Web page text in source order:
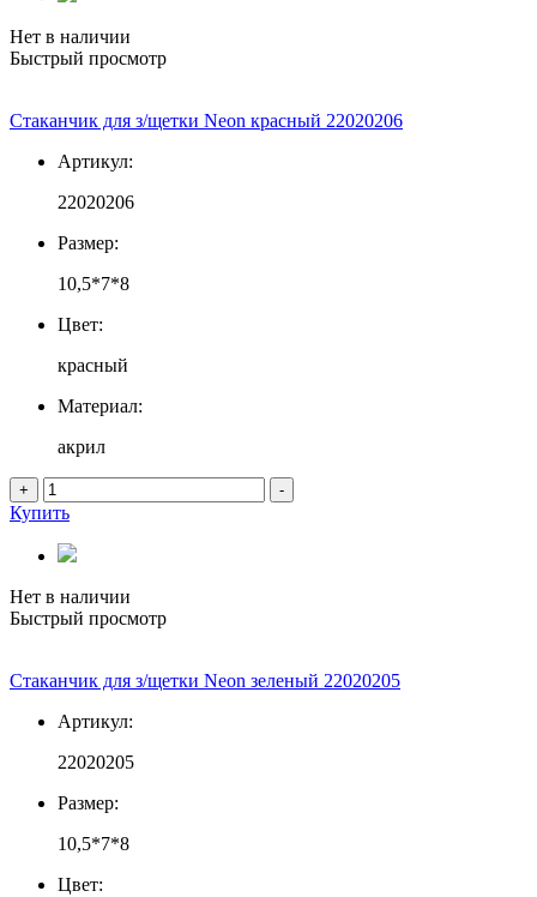
Нет в наличии
Быстрый просмотр
Стаканчик для з/щетки Neon красный 22020206
Артикул:
22020206
Размер:
10,5*7*8
Цвет:
красный
Материал:
акрил
+ -
Купить
Нет в наличии
Быстрый просмотр
Стаканчик для з/щетки Neon зеленый 22020205
Артикул:
22020205
Размер:
10,5*7*8
Цвет: